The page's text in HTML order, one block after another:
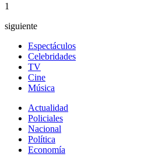
1
siguiente
Espectáculos
Celebridades
TV
Cine
Música
Actualidad
Policiales
Nacional
Política
Economía